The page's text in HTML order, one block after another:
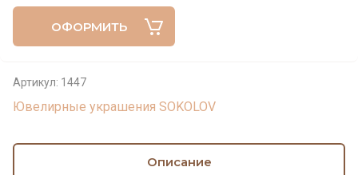
ОФОРМИТЬ
Артикул: 1447
Ювелирные украшения SOKOLOV
Описание